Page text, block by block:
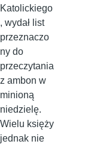
Katolickiego
, wydał list
przeznaczo
ny do
przeczytania
z ambon w
minioną
niedzielę.
Wielu księży
jednak nie